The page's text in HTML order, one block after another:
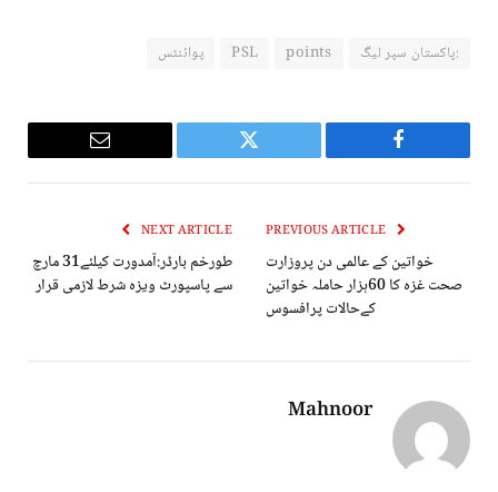
:پاکستان سپر لیگ points
PSL پوائنٹس
Facebook
Twitter
Email
خواتین کے عالمی دن پروزارت
صحت غزہ کا 60ہزار حاملہ خواتین
کےحالات پرافسوس
NEXT ARTICLE
طورخم بارڈر:آمدورت کیلئے31 مارچ
سے پاسپورٹ ویزہ شرط لازمی قرار
Mahnoor